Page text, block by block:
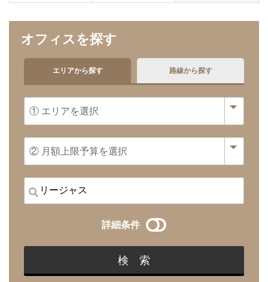
オフィスを探す
エリアから探す 路線から探す
詳細条件